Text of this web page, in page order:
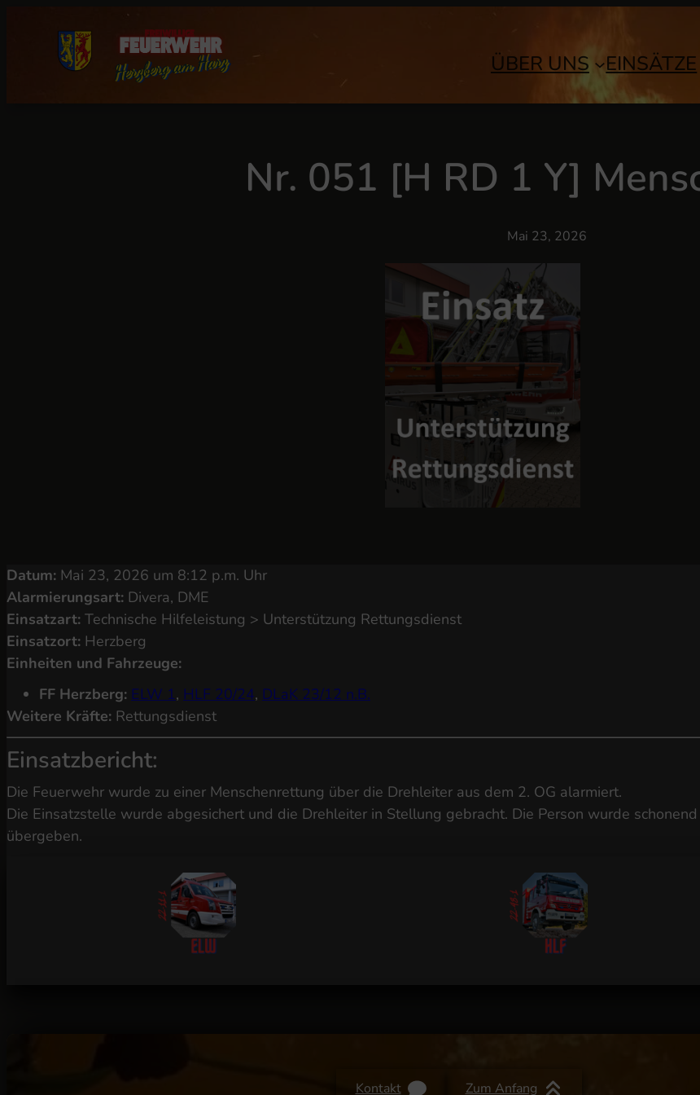
ÜBER UNS EINSÄTZE
Nr. 051 [H RD 1 Y]
Mai 23, 2026
Datum: Mai 23, 2026 um 8:12 p.m. Uhr
Alarmierungsart: Divera, DME
Einsatzart: Technische Hilfeleistung > Unterstützung Rettungsdienst
Einsatzort: Herzberg
Einheiten und Fahrzeuge:
FF Herzberg: ELW 1, HLF 20/24, DLaK 23/12 n.B.
Weitere Kräfte: Rettungsdienst
Einsatzbericht:
Die Feuerwehr wurde zu einer Menschenrettung über die Drehleiter aus dem 2. OG alarmiert.
Die Einsatzstelle wurde abgesichert und die Drehleiter in Stellung gebracht. Die Person wurde
übergeben.
Kontakt Zum Anfang